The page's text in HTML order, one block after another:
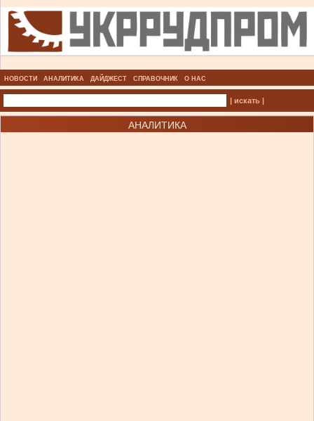
НОВОСТИ АНАЛИТИКА ДАЙДЖЕСТ СПРАВОЧНИК О НАС
| искать |
АНАЛИТИКА